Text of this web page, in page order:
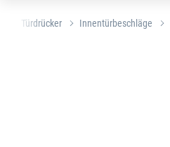
Türdrücker Innentürbeschläge